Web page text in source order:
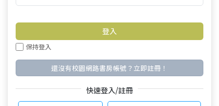
保持登入
還沒有校園網路書房帳號？立即註冊！
快速登入/註冊